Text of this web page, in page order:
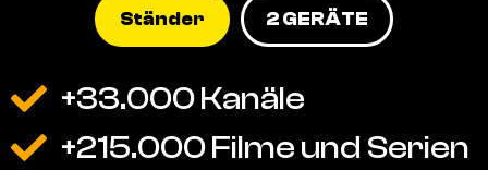
Ständer 2 GERÄTE
+33.000 Kanäle
+215.000 Filme und Serien